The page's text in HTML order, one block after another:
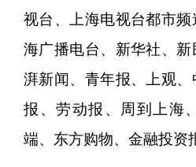
视台、上海电视台都市
海广播电台、新华社、
湃新闻、青年报、上观
报、劳动报、周到上海
端、东方购物、金融投